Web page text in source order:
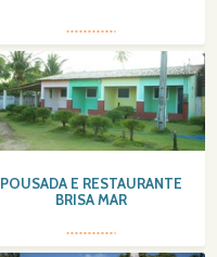
POUSADA E RESTAURANTE
BRISA MAR